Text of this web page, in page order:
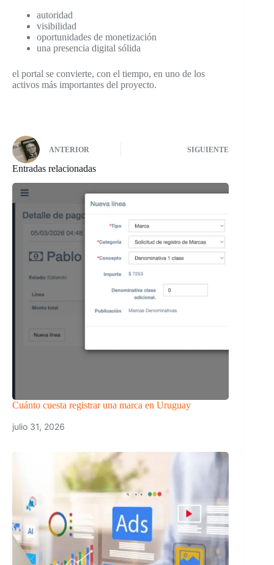
autoridad
visibilidad
oportunidades de monetización
una presencia digital sólida
el portal se convierte, con el tiempo, en uno de los
activos más importantes del proyecto.
ANTERIOR SIGUIENTE
Entradas relacionadas
Cuánto cuesta registrar una marca en Uruguay
julio 31, 2026